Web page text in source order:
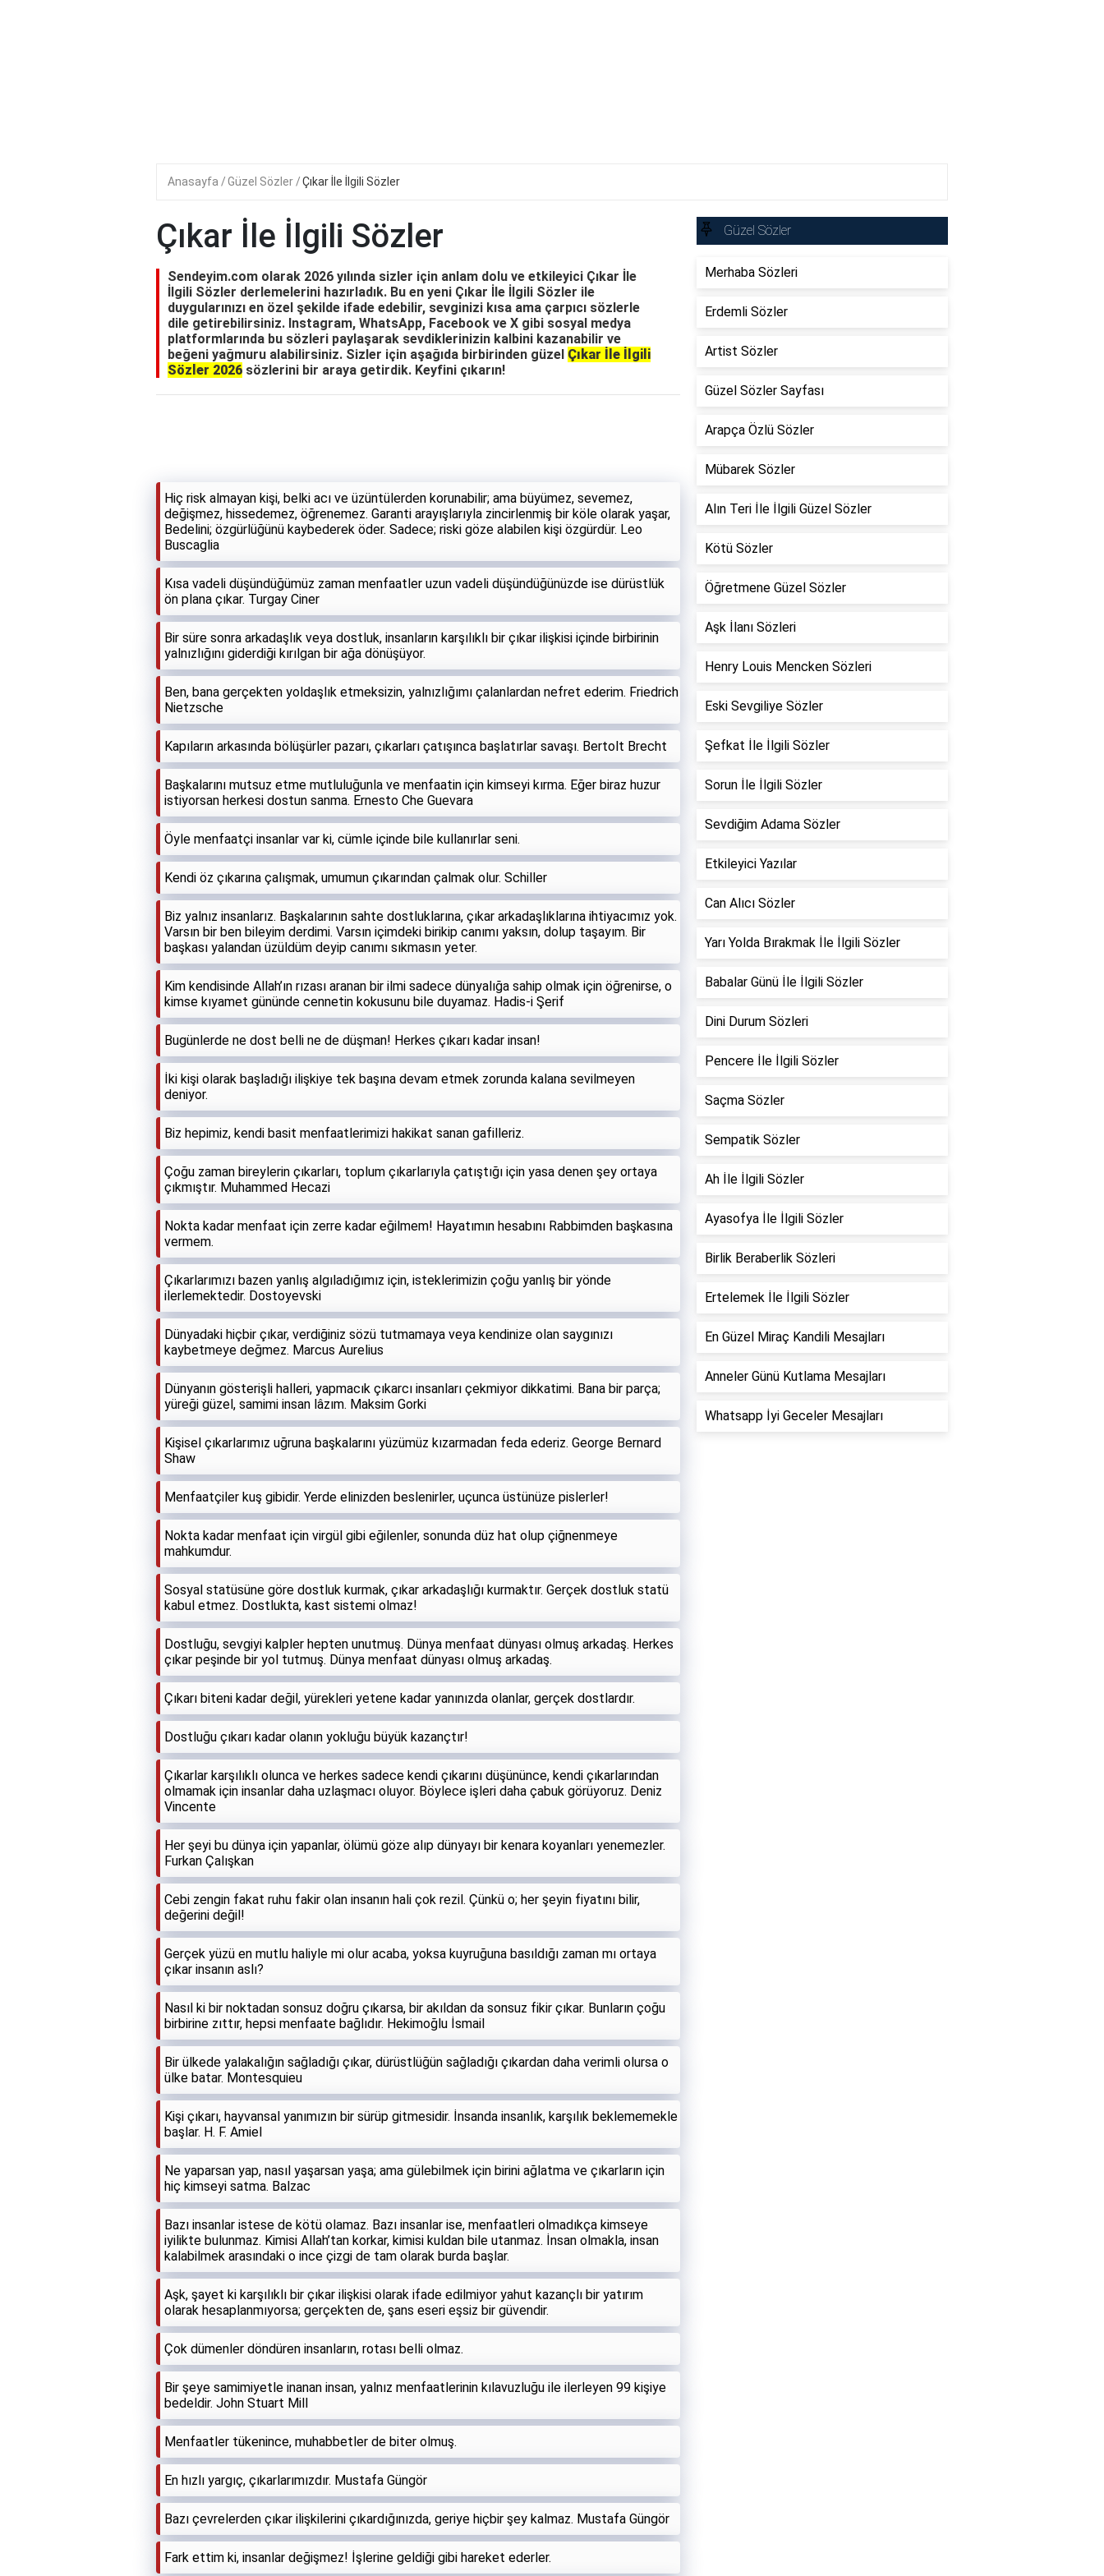
Anasayfa Güzel Sözler Çıkar İle İlgili Sözler
Çıkar İle İlgili Sözler
Sendeyim.com olarak 2026 yılında sizler için anlam dolu ve etkileyici Çıkar İle
İlgili Sözler derlemelerini hazırladık. Bu en yeni Çıkar İle İlgili Sözler ile
duygularınızı en özel şekilde ifade edebilir, sevginizi kısa ama çarpıcı sözlerle
dile getirebilirsiniz. Instagram, WhatsApp, Facebook ve X gibi sosyal medya
platformlarında bu sözleri paylaşarak sevdiklerinizin kalbini kazanabilir ve
beğeni yağmuru alabilirsiniz. Sizler için aşağıda birbirinden güzel Çıkar İle İlgili
Sözler 2026 sözlerini bir araya getirdik. Keyfini çıkarın!
Hiç risk almayan kişi, belki acı ve üzüntülerden korunabilir; ama büyümez, sevemez,
değişmez, hissedemez, öğrenemez. Garanti arayışlarıyla zincirlenmiş bir köle olarak yaşar,
Bedelini; özgürlüğünü kaybederek öder. Sadece; riski göze alabilen kişi özgürdür. Leo
Buscaglia
Kısa vadeli düşündüğümüz zaman menfaatler uzun vadeli düşündüğünüzde ise dürüstlük
ön plana çıkar. Turgay Ciner
Bir süre sonra arkadaşlık veya dostluk, insanların karşılıklı bir çıkar ilişkisi içinde birbirinin
yalnızlığını giderdiği kırılgan bir ağa dönüşüyor.
Ben, bana gerçekten yoldaşlık etmeksizin, yalnızlığımı çalanlardan nefret ederim. Friedrich
Nietzsche
Kapıların arkasında bölüşürler pazarı, çıkarları çatışınca başlatırlar savaşı. Bertolt Brecht
Başkalarını mutsuz etme mutluluğunla ve menfaatin için kimseyi kırma. Eğer biraz huzur
istiyorsan herkesi dostun sanma. Ernesto Che Guevara
Öyle menfaatçi insanlar var ki, cümle içinde bile kullanırlar seni.
Kendi öz çıkarına çalışmak, umumun çıkarından çalmak olur. Schiller
Biz yalnız insanlarız. Başkalarının sahte dostluklarına, çıkar arkadaşlıklarına ihtiyacımız yok.
Varsın bir ben bileyim derdimi. Varsın içimdeki birikip canımı yaksın, dolup taşayım. Bir
başkası yalandan üzüldüm deyip canımı sıkmasın yeter.
Kim kendisinde Allah’ın rızası aranan bir ilmi sadece dünyalığa sahip olmak için öğrenirse, o
kimse kıyamet gününde cennetin kokusunu bile duyamaz. Hadis-i Şerif
Bugünlerde ne dost belli ne de düşman! Herkes çıkarı kadar insan!
İki kişi olarak başladığı ilişkiye tek başına devam etmek zorunda kalana sevilmeyen
deniyor.
Biz hepimiz, kendi basit menfaatlerimizi hakikat sanan gafilleriz.
Çoğu zaman bireylerin çıkarları, toplum çıkarlarıyla çatıştığı için yasa denen şey ortaya
çıkmıştır. Muhammed Hecazi
Nokta kadar menfaat için zerre kadar eğilmem! Hayatımın hesabını Rabbimden başkasına
vermem.
Çıkarlarımızı bazen yanlış algıladığımız için, isteklerimizin çoğu yanlış bir yönde
ilerlemektedir. Dostoyevski
Dünyadaki hiçbir çıkar, verdiğiniz sözü tutmamaya veya kendinize olan saygınızı
kaybetmeye değmez. Marcus Aurelius
Dünyanın gösterişli halleri, yapmacık çıkarcı insanları çekmiyor dikkatimi. Bana bir parça;
yüreği güzel, samimi insan lâzım. Maksim Gorki
Kişisel çıkarlarımız uğruna başkalarını yüzümüz kızarmadan feda ederiz. George Bernard
Shaw
Menfaatçiler kuş gibidir. Yerde elinizden beslenirler, uçunca üstünüze pislerler!
Nokta kadar menfaat için virgül gibi eğilenler, sonunda düz hat olup çiğnenmeye
mahkumdur.
Sosyal statüsüne göre dostluk kurmak, çıkar arkadaşlığı kurmaktır. Gerçek dostluk statü
kabul etmez. Dostlukta, kast sistemi olmaz!
Dostluğu, sevgiyi kalpler hepten unutmuş. Dünya menfaat dünyası olmuş arkadaş. Herkes
çıkar peşinde bir yol tutmuş. Dünya menfaat dünyası olmuş arkadaş.
Çıkarı biteni kadar değil, yürekleri yetene kadar yanınızda olanlar, gerçek dostlardır.
Dostluğu çıkarı kadar olanın yokluğu büyük kazançtır!
Çıkarlar karşılıklı olunca ve herkes sadece kendi çıkarını düşününce, kendi çıkarlarından
olmamak için insanlar daha uzlaşmacı oluyor. Böylece işleri daha çabuk görüyoruz. Deniz
Vincente
Her şeyi bu dünya için yapanlar, ölümü göze alıp dünyayı bir kenara koyanları yenemezler.
Furkan Çalışkan
Cebi zengin fakat ruhu fakir olan insanın hali çok rezil. Çünkü o; her şeyin fiyatını bilir,
değerini değil!
Gerçek yüzü en mutlu haliyle mi olur acaba, yoksa kuyruğuna basıldığı zaman mı ortaya
çıkar insanın aslı?
Nasıl ki bir noktadan sonsuz doğru çıkarsa, bir akıldan da sonsuz fikir çıkar. Bunların çoğu
birbirine zıttır, hepsi menfaate bağlıdır. Hekimoğlu İsmail
Bir ülkede yalakalığın sağladığı çıkar, dürüstlüğün sağladığı çıkardan daha verimli olursa o
ülke batar. Montesquieu
Kişi çıkarı, hayvansal yanımızın bir sürüp gitmesidir. İnsanda insanlık, karşılık beklememekle
başlar. H. F. Amiel
Ne yaparsan yap, nasıl yaşarsan yaşa; ama gülebilmek için birini ağlatma ve çıkarların için
hiç kimseyi satma. Balzac
Bazı insanlar istese de kötü olamaz. Bazı insanlar ise, menfaatleri olmadıkça kimseye
iyilikte bulunmaz. Kimisi Allah’tan korkar, kimisi kuldan bile utanmaz. İnsan olmakla, insan
kalabilmek arasındaki o ince çizgi de tam olarak burda başlar.
Aşk, şayet ki karşılıklı bir çıkar ilişkisi olarak ifade edilmiyor yahut kazançlı bir yatırım
olarak hesaplanmıyorsa; gerçekten de, şans eseri eşsiz bir güvendir.
Çok dümenler döndüren insanların, rotası belli olmaz.
Bir şeye samimiyetle inanan insan, yalnız menfaatlerinin kılavuzluğu ile ilerleyen 99 kişiye
bedeldir. John Stuart Mill
Menfaatler tükenince, muhabbetler de biter olmuş.
En hızlı yargıç, çıkarlarımızdır. Mustafa Güngör
Bazı çevrelerden çıkar ilişkilerini çıkardığınızda, geriye hiçbir şey kalmaz. Mustafa Güngör
Fark ettim ki, insanlar değişmez! İşlerine geldiği gibi hareket ederler.
Güzel Sözler
Merhaba Sözleri
Erdemli Sözler
Artist Sözler
Güzel Sözler Sayfası
Arapça Özlü Sözler
Mübarek Sözler
Alın Teri İle İlgili Güzel Sözler
Kötü Sözler
Öğretmene Güzel Sözler
Aşk İlanı Sözleri
Henry Louis Mencken Sözleri
Eski Sevgiliye Sözler
Şefkat İle İlgili Sözler
Sorun İle İlgili Sözler
Sevdiğim Adama Sözler
Etkileyici Yazılar
Can Alıcı Sözler
Yarı Yolda Bırakmak İle İlgili Sözler
Babalar Günü İle İlgili Sözler
Dini Durum Sözleri
Pencere İle İlgili Sözler
Saçma Sözler
Sempatik Sözler
Ah İle İlgili Sözler
Ayasofya İle İlgili Sözler
Birlik Beraberlik Sözleri
Ertelemek İle İlgili Sözler
En Güzel Miraç Kandili Mesajları
Anneler Günü Kutlama Mesajları
Whatsapp İyi Geceler Mesajları